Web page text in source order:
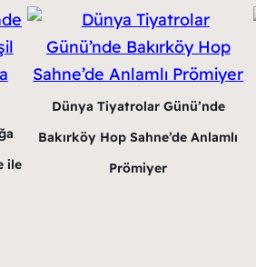
ile
Dünya Tiyatrolar Günü’nde
Bakırköy Hop Sahne’de Anlamlı
Prömiyer